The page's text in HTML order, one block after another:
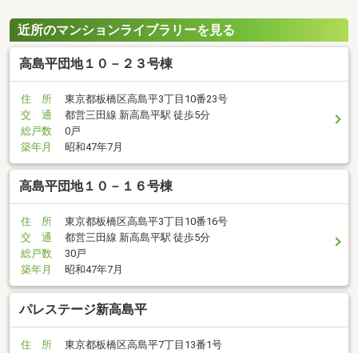
近所のマンションライブラリーを見る
高島平団地１０－２３号棟
住 所
東京都板橋区高島平3丁目10番23号
交 通
都営三田線 新高島平駅 徒歩5分
総戸数
0戸
築年月
昭和47年7月
高島平団地１０－１６号棟
住 所
東京都板橋区高島平3丁目10番16号
交 通
都営三田線 新高島平駅 徒歩5分
総戸数
30戸
築年月
昭和47年7月
パレステージ新高島平
住 所
東京都板橋区高島平7丁目13番1号